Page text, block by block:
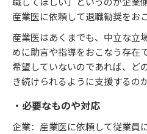
産業医に依頼して退職勧奨をお
産業医はあくまでも、中立な立
めに助言や指導をおこなう存在
希望していないのであれば、ど
き続けられるように支援するの
・必要なものや対応
企業：産業医に依頼して従業員